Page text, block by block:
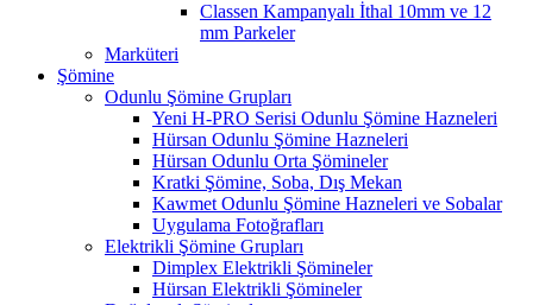
Classen Kampanyalı İthal 10mm ve 12
mm Parkeler
Marküteri
Şömine
Odunlu Şömine Grupları
Yeni H-PRO Serisi Odunlu Şömine Hazneleri
Hürsan Odunlu Şömine Hazneleri
Hürsan Odunlu Orta Şömineler
Kratki Şömine, Soba, Dış Mekan
Kawmet Odunlu Şömine Hazneleri ve Sobalar
Uygulama Fotoğrafları
Elektrikli Şömine Grupları
Dimplex Elektrikli Şömineler
Hürsan Elektrikli Şömineler